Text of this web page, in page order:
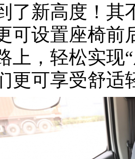
了新高度！其
可设置座椅前
上，轻松实现
更可享受舒适